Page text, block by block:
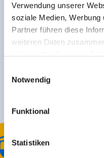
Verwendung unserer
soziale Medien, Werbung
Partner führen diese
weiteren Daten
haben oder die sie im
Rohr 23// A-6280 Zell am
www.zillertalarena.com
Notwendig
Funktional
Statistiken
SIMPLY
How satisfied are
to improving our
holiday for two in